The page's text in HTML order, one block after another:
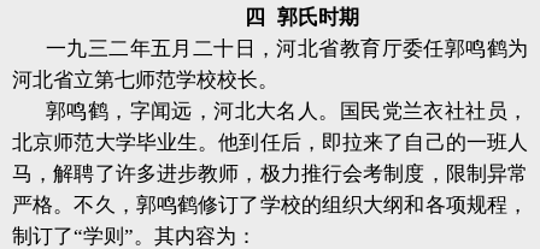
四
郭氏时期
一九三二年五月二十日，河北省教育厅委任郭鸣鹤为
河北省立第七师范学校校长。
郭鸣鹤，字闻远，河北大名人。国民党兰衣社社员，
北京师范大学毕业生。他到任后，即拉来了自己的一班人
马，解聘了许多进步教师，极力推行会考制度，限制异常
严格。不久，郭鸣鹤修订了学校的组织大纲和各项规程，
制订了“学则”。其内容为：